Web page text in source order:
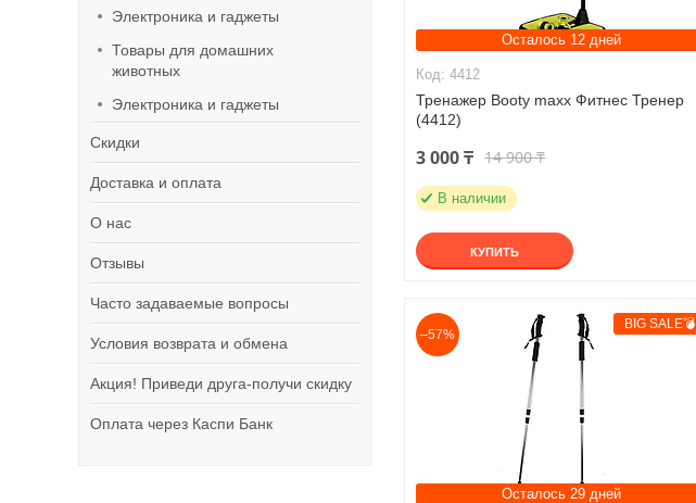
Электроника и гаджеты
Товары для домашних
животных
Электроника и гаджеты
Скидки
Доставка и оплата
О нас
Отзывы
Часто задаваемые вопросы
Условия возврата и обмена
Акция! Приведи друга-получи скидку
Оплата через Каспи Банк
Осталось 12 дней
4412
Тренажер Booty maxx Фитнес Тренер
(4412)
3 000 ₸ 14 900 ₸
В наличии
КУПИТЬ
BIG SALE💣
–57%
Осталось 29 дней